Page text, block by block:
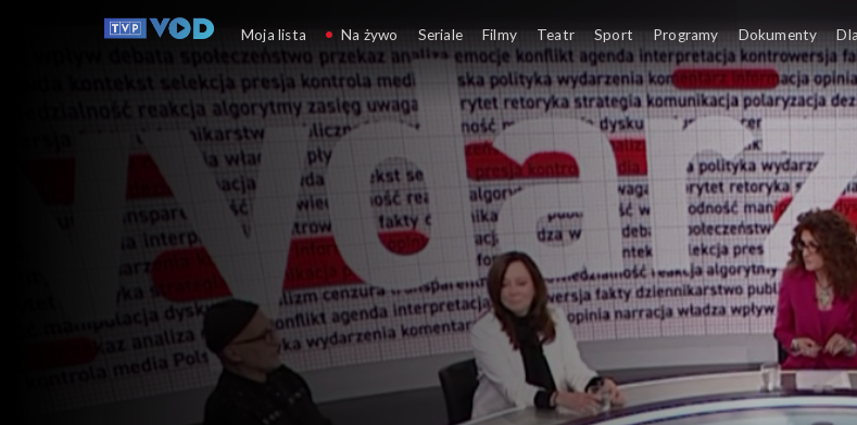
Wydarzy się
Moja lista Na żywo Seriale Filmy Teatr Sport Programy Dokumenty